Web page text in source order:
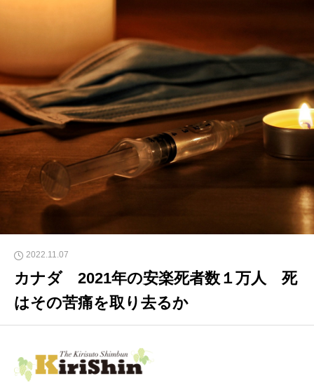
2022.11.07
カナダ 2021年の安楽死者数１万人 死
はその苦痛を取り去るか